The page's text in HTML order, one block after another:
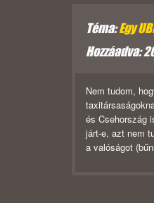
Téma:Egy
Hozzáadva:
Nem tudom,
és Csehország
járt-e, azt nem
a valóságot